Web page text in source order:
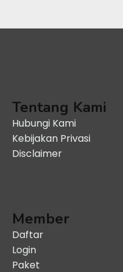
Tentang Kami
Hubungi Kami
Kebijakan Privasi
Disclaimer
Member
Daftar
Login
Paket